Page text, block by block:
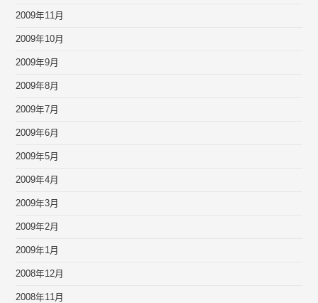
2009年11月
2009年10月
2009年9月
2009年8月
2009年7月
2009年6月
2009年5月
2009年4月
2009年3月
2009年2月
2009年1月
2008年12月
2008年11月